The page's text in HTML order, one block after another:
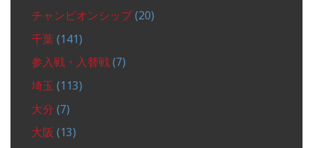
チャンピオンシップ(20)
千葉 (141)
参入戦・入替戦 (7)
埼玉 (113)
大分 (7)
大阪 (13)